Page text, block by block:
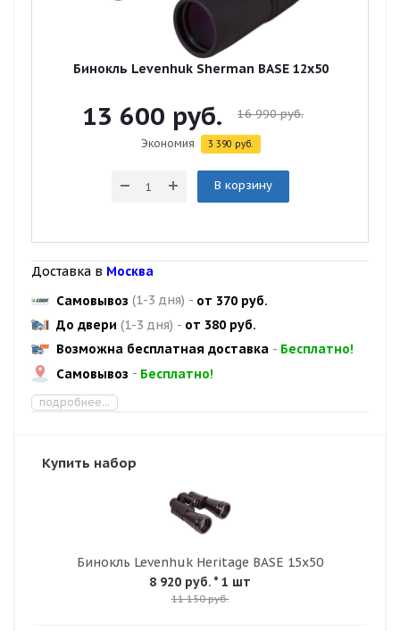
Бинокль Levenhuk Sherman BASE 12x50
13 600 руб. 16 990руб.
Экономия 3 390 руб.
В корзину
Доставка в Москва
Самовывоз (1-3 дня) - от 370 руб.
До двери (1-3 дня) - от 380 руб.
Возможна бесплатная доставка - Бесплатно!
Самовывоз - Бесплатно!
подробнее...
Купить набор
Бинокль Levenhuk Heritage BASE 15x50
8 920 руб. * 1 шт
11 150 руб.